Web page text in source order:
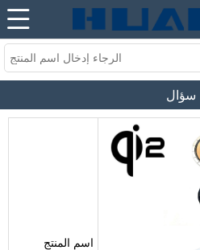
سؤال
اسم المنتج